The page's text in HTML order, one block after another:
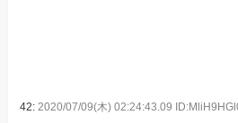
42:2020/07/09(木) 02:24:43.09